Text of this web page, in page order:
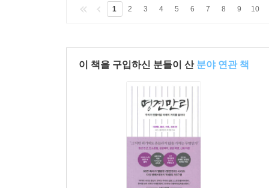
1 2 3 4 5 6 7 8 9 10
이 책을 구입하신 분들이 산 분야 연관 책